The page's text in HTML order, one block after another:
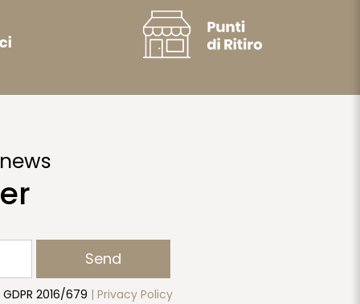
Send
2016/679 | Privacy Policy